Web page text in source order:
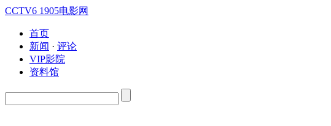
CCTV6 1905电影网
首页
新闻 · 评论
VIP影院
资料馆